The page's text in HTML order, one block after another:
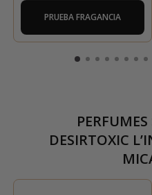
PRUEBA FRAGANCIA
DESIRTOXIC